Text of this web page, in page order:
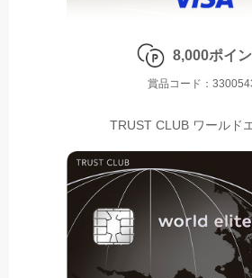
8,000ポイ
賞品コード：
TRUST CLUB ワールド